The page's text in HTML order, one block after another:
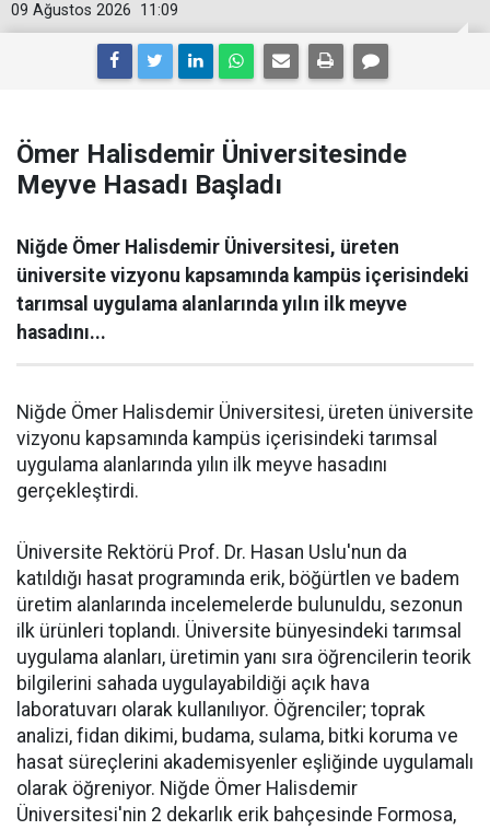
11:09
09 Ağustos 2026
Ömer Halisdemir Üniversitesinde
Meyve Hasadı Başladı
Niğde Ömer Halisdemir Üniversitesi, üreten
üniversite vizyonu kapsamında kampüs içerisindeki
tarımsal uygulama alanlarında yılın ilk meyve
hasadını...
Niğde Ömer Halisdemir Üniversitesi, üreten üniversite
vizyonu kapsamında kampüs içerisindeki tarımsal
uygulama alanlarında yılın ilk meyve hasadını
gerçekleştirdi.
Üniversite Rektörü Prof. Dr. Hasan Uslu'nun da
katıldığı hasat programında erik, böğürtlen ve badem
üretim alanlarında incelemelerde bulunuldu, sezonun
ilk ürünleri toplandı. Üniversite bünyesindeki tarımsal
uygulama alanları, üretimin yanı sıra öğrencilerin teorik
bilgilerini sahada uygulayabildiği açık hava
laboratuvarı olarak kullanılıyor. Öğrenciler; toprak
analizi, fidan dikimi, budama, sulama, bitki koruma ve
hasat süreçlerini akademisyenler eşliğinde uygulamalı
olarak öğreniyor. Niğde Ömer Halisdemir
Üniversitesi'nin 2 dekarlık erik bahçesinde Formosa,